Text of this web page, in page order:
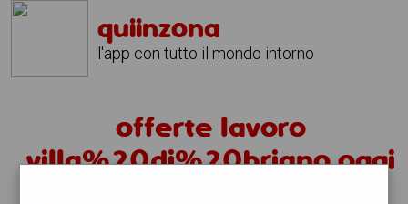
quiinzona
l'app con tutto il mondo intorno
offerte lavoro
villa%20di%20briano oggi